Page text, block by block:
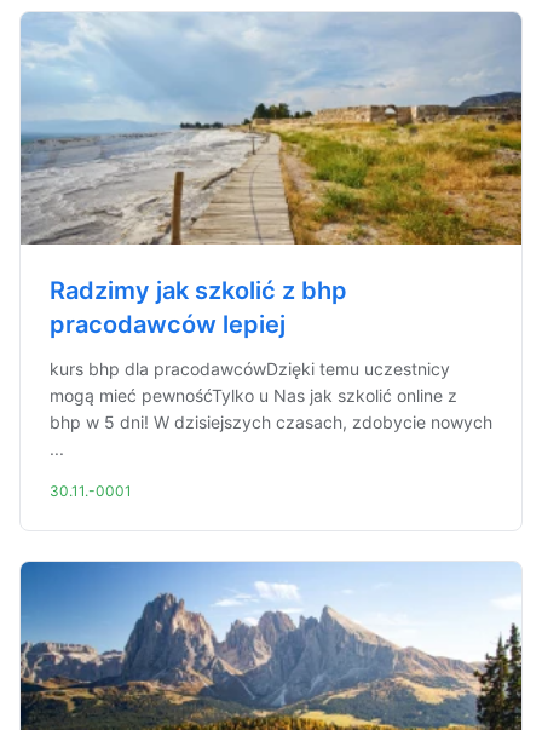
Radzimy jak szkolić z bhp
pracodawców lepiej
kurs bhp dla pracodawcówDzięki temu uczestnicy
mogą mieć pewnośćTylko u Nas jak szkolić online z
bhp w 5 dni! W dzisiejszych czasach, zdobycie nowych
...
30.11.-0001